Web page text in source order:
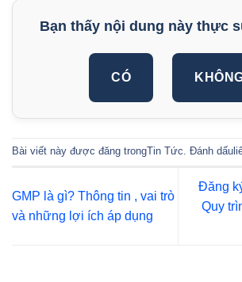
Bạn thấy nội dung này thực
CÓ
Bài viết này được đăng trongTin Tức . Đánh dấu
GMP là gì? Thông tin , vai trò
và những lợi ích áp dụng
Đăng
Quy